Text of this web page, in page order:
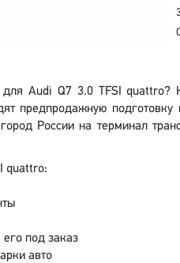
для Audi Q7 3.0 TFSI
предпродажную подготовку
России на терминал
quattro:
под заказ
авто